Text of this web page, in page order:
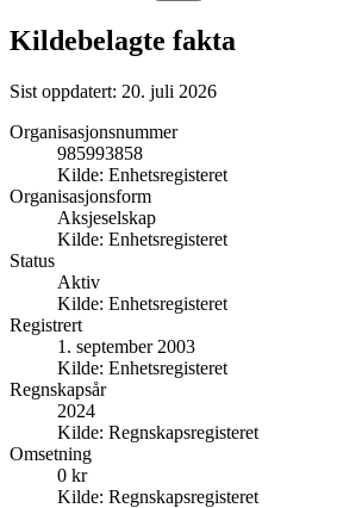
Kildebelagte fakta
Sist oppdatert: 20. juli 2026
Organisasjonsnummer
985993858
Kilde: Enhetsregisteret
Organisasjonsform
Aksjeselskap
Kilde: Enhetsregisteret
Status
Aktiv
Kilde: Enhetsregisteret
Registrert
1. september 2003
Kilde: Enhetsregisteret
Regnskapsår
2024
Kilde: Regnskapsregisteret
Omsetning
0 kr
Kilde: Regnskapsregisteret